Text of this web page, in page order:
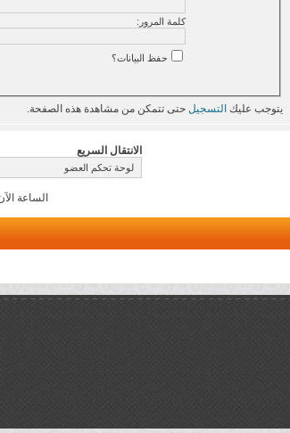
كلمة المرور:
حفظ البيانات؟
يتوجب عليك التسجيل حتى تتمكن من مشاهدة هذه الصفحة.
الانتقال السريع
الساعة